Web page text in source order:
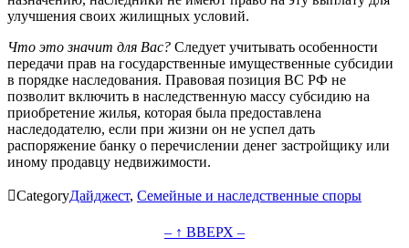
улучшения своих жилищных условий.
Что это значит для Вас? Следует учитывать особенности
передачи прав на государственные имущественные субсидии
в порядке наследования. Правовая позиция ВС РФ не
позволит включить в наследственную массу субсидию на
приобретение жилья, которая была предоставлена
наследодателю, если при жизни он не успел дать
распоряжение банку о перечислении денег застройщику или
иному продавцу недвижимости.
CategoryДайджест, Семейные и наследственные споры
– ↑ ВВЕРХ –